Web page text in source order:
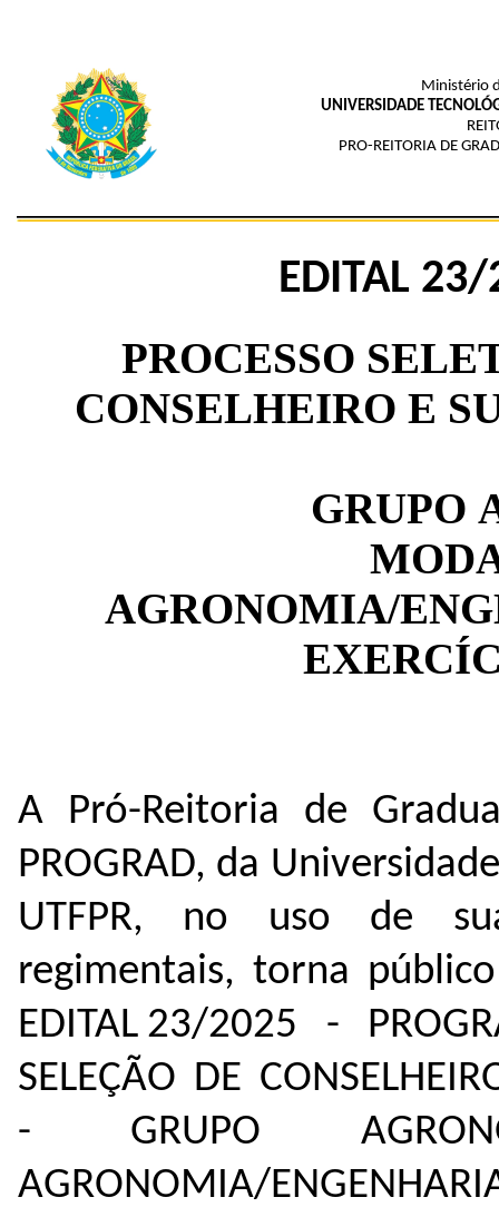
Ministério
UNIVERSIDADE
PRO-REITORIA DE
EDITAL
PROCESSO
CONSELHEIRO E
GRUPO
AGRONOMIA/
A Pró-Reitoria de
PROGRAD, da
UTFPR, no uso de
regimentais, torna
EDITAL 23/2025 -
SELEÇÃO DE
- GRUPO
AGRONOMIA/